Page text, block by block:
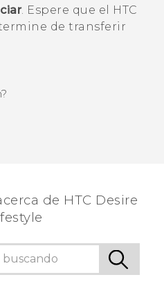
. Espere que el
HTC
de transferir
de HTC Desire